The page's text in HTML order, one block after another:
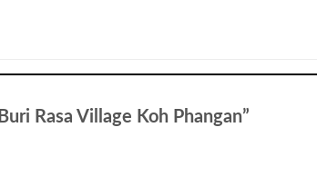
Rasa Village Koh Phangan”